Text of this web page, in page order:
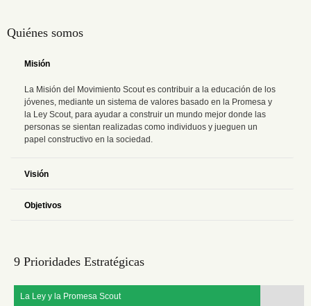
Quiénes somos
Misión
La Misión del Movimiento Scout es contribuir a la educación de los
jóvenes, mediante un sistema de valores basado en la Promesa y
la Ley Scout, para ayudar a construir un mundo mejor donde las
personas se sientan realizadas como individuos y jueguen un
papel constructivo en la sociedad.
Visión
Para el 2023, el Movimiento Scout será el movimiento juvenil
educativo líder en el mundo, permitiendo a 100 millones de jóvenes
Objetivos
A este documento se le añade cada año un plan pedagógico anual
centrado en un área concreta.
9 Prioridades Estratégicas
La Ley y la Promesa Scout